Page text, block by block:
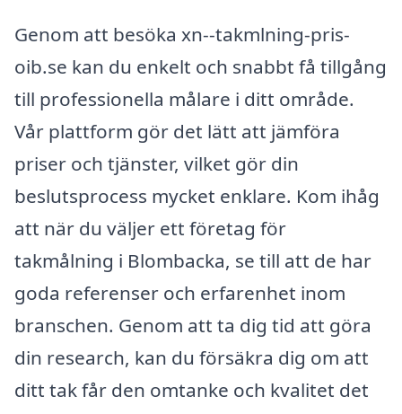
Genom att besöka xn--takmlning-pris-
oib.se kan du enkelt och snabbt få tillgång
till professionella målare i ditt område.
Vår plattform gör det lätt att jämföra
priser och tjänster, vilket gör din
beslutsprocess mycket enklare. Kom ihåg
att när du väljer ett företag för
takmålning i Blombacka, se till att de har
goda referenser och erfarenhet inom
branschen. Genom att ta dig tid att göra
din research, kan du försäkra dig om att
ditt tak får den omtanke och kvalitet det